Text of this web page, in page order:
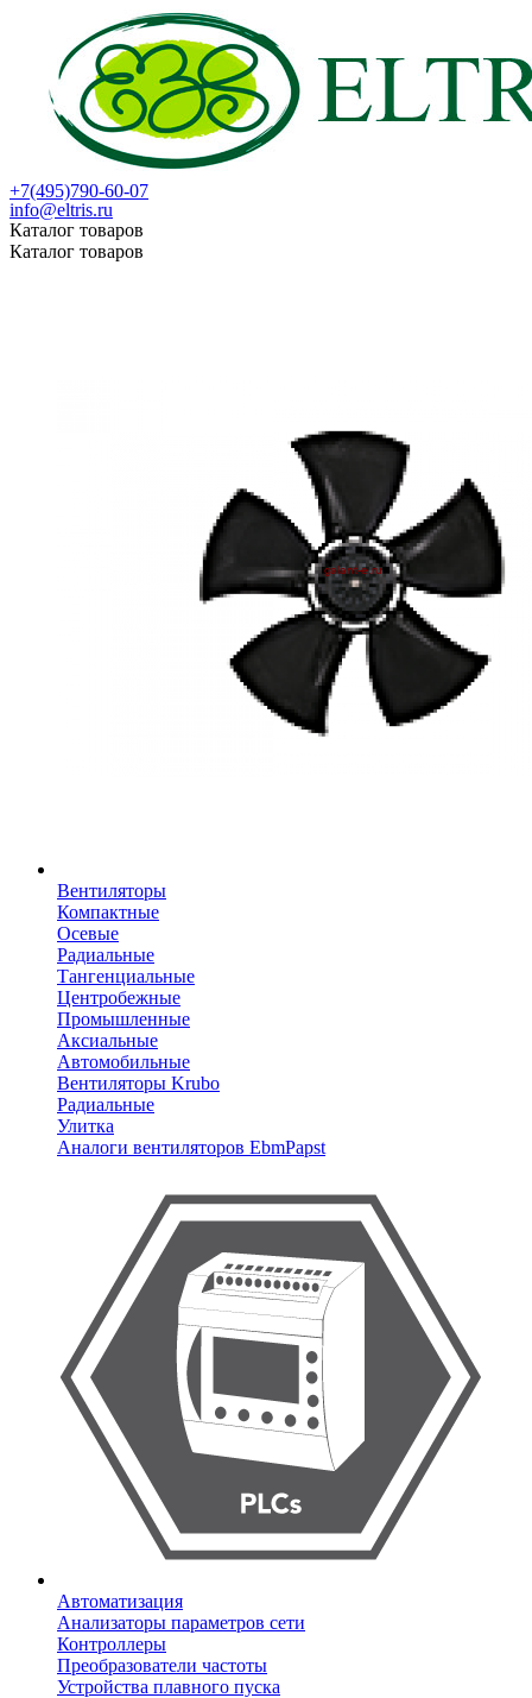
+7(495)790-60-07
info@eltris.ru
Каталог товаров
Каталог товаров
Вентиляторы
Компактные
Осевые
Радиальные
Тангенциальные
Центробежные
Промышленные
Аксиальные
Автомобильные
Вентиляторы Krubo
Радиальные
Улитка
Аналоги вентиляторов EbmPapst
Автоматизация
Анализаторы параметров сети
Контроллеры
Преобразователи частоты
Устройства плавного пуска